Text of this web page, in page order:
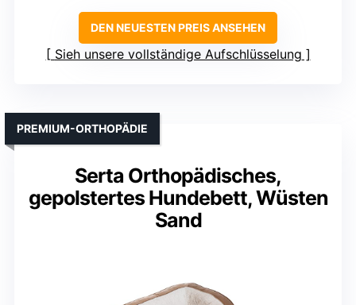
DEN NEUESTEN PREIS ANSEHEN
Sieh unsere vollständige Aufschlüsselung
Serta Orthopädisches,
gepolstertes Hundebett, Wüsten
Sand
PREMIUM-ORTHOPÄDIE